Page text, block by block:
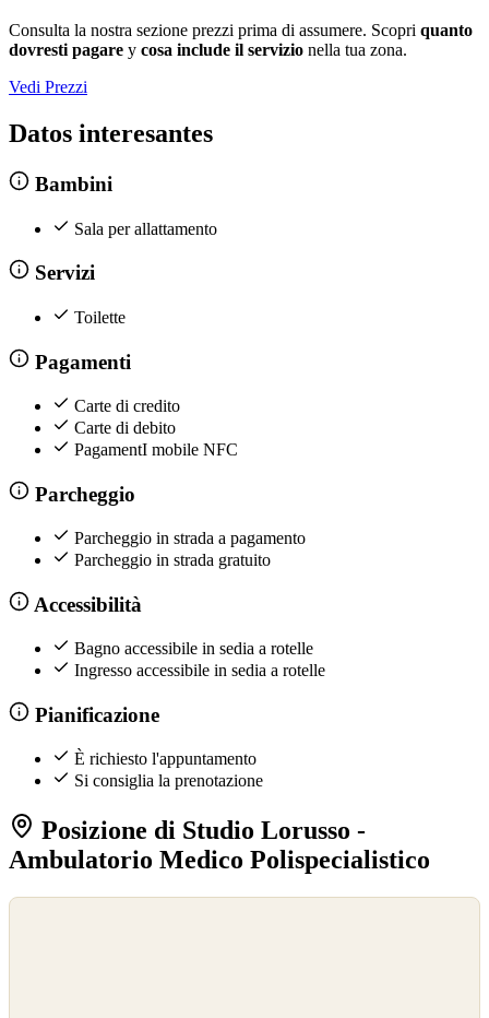
Consulta la nostra sezione prezzi prima di assumere. Scopri quanto
dovresti pagare y cosa include il servizio nella tua zona.
Vedi Prezzi
Datos interesantes
Bambini
Sala per allattamento
Servizi
Toilette
Pagamenti
Carte di credito
Carte di debito
PagamentI mobile NFC
Parcheggio
Parcheggio in strada a pagamento
Parcheggio in strada gratuito
Accessibilità
Bagno accessibile in sedia a rotelle
Ingresso accessibile in sedia a rotelle
Pianificazione
È richiesto l'appuntamento
Si consiglia la prenotazione
Posizione di Studio Lorusso -
Ambulatorio Medico Polispecialistico